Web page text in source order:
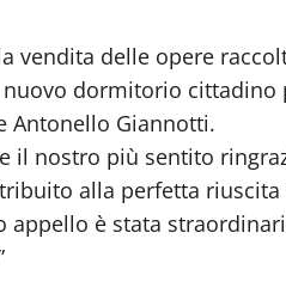
vendita delle opere
dormitorio
Antonello Giannotti.
il nostro più sentito
alla perfetta
appello è stata